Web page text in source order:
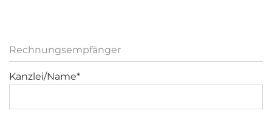
Rechnungsempfänger
Kanzlei/Name*